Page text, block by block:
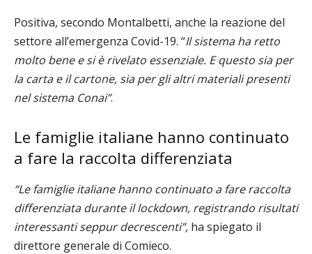
Positiva, secondo Montalbetti, anche la reazione del
settore all’emergenza Covid-19. “Il sistema ha retto
molto bene e si è rivelato essenziale. E questo sia per
la carta e il cartone, sia per gli altri materiali presenti
nel sistema Conai”.
Le famiglie italiane hanno continuato
a fare la raccolta differenziata
“Le famiglie italiane hanno continuato a fare raccolta
differenziata durante il lockdown, registrando risultati
interessanti seppur decrescenti”, ha spiegato il
direttore generale di Comieco.